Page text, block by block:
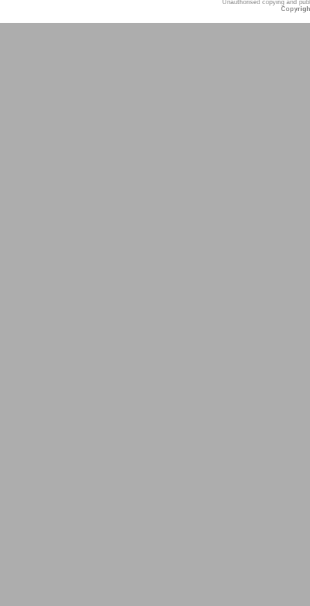
Unauthorised copying and